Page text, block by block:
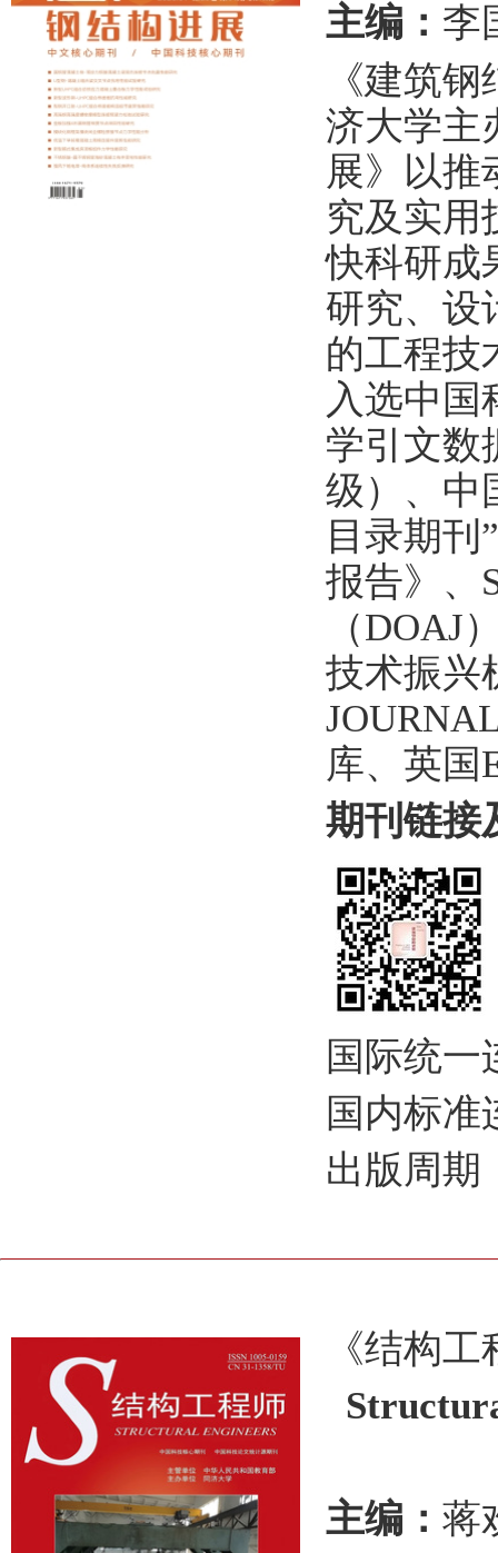
主编： 李
《建筑
济大学主
展》以推
究及实用
快科研成
研究、设
的工程技
入选中国
学引文数
级）、中
目录期刊
报告》、
（DOAJ
技术振兴
库、英国
期刊链接
国际统一
国内标准
出版周期
《结构
主编： 蒋